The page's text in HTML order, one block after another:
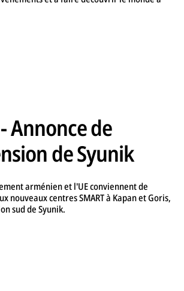
Annonce de
de Syunik
arménien et l'UE conviennent de
nouveaux centres SMART à Kapan et Goris,
sud de Syunik.